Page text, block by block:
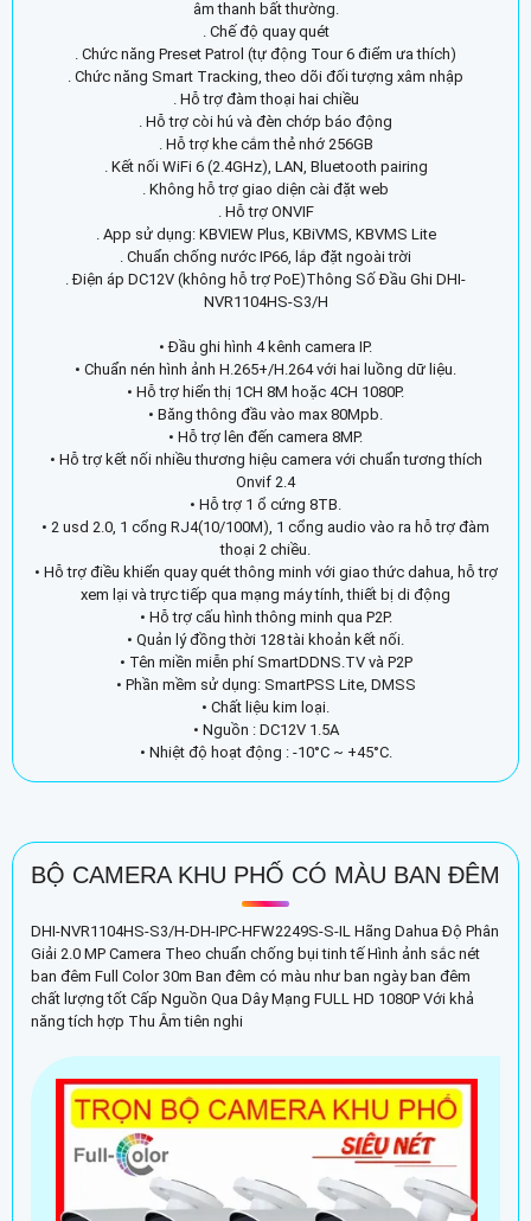
âm thanh bất thường.
. Chế độ quay quét
. Chức năng Preset Patrol (tự động Tour 6 điểm ưa thích)
. Chức năng Smart Tracking, theo dõi đối tượng xâm nhập
. Hỗ trợ đàm thoại hai chiều
. Hỗ trợ còi hú và đèn chớp báo động
. Hỗ trợ khe cắm thẻ nhớ 256GB
. Kết nối WiFi 6 (2.4GHz), LAN, Bluetooth pairing
. Không hỗ trợ giao diện cài đặt web
. Hỗ trợ ONVIF
. App sử dụng: KBVIEW Plus, KBiVMS, KBVMS Lite
. Chuẩn chống nước IP66, lắp đặt ngoài trời
. Điện áp DC12V (không hỗ trợ PoE)Thông Số Đầu Ghi DHI-
NVR1104HS-S3/H
• Đầu ghi hình 4 kênh camera IP.
• Chuẩn nén hình ảnh H.265+/H.264 với hai luồng dữ liệu.
• Hỗ trợ hiển thị 1CH 8M hoặc 4CH 1080P.
• Băng thông đầu vào max 80Mpb.
• Hỗ trợ lên đến camera 8MP.
• Hỗ trợ kết nối nhiều thương hiệu camera với chuẩn tương thích
Onvif 2.4
• Hỗ trợ 1 ổ cứng 8TB.
• 2 usd 2.0, 1 cổng RJ4(10/100M), 1 cổng audio vào ra hỗ trợ đàm
thoại 2 chiều.
• Hỗ trợ điều khiển quay quét thông minh với giao thức dahua, hỗ trợ
xem lại và trực tiếp qua mạng máy tính, thiết bị di động
• Hỗ trợ cấu hình thông minh qua P2P.
• Quản lý đồng thời 128 tài khoản kết nối.
• Tên miền miễn phí SmartDDNS.TV và P2P
• Phần mềm sử dụng: SmartPSS Lite, DMSS
• Chất liệu kim loại.
• Nguồn : DC12V 1.5A
• Nhiệt độ hoạt động : -10°C ~ +45°C.
BỘ CAMERA KHU PHỐ CÓ MÀU BAN ĐÊM
DHI-NVR1104HS-S3/H-DH-IPC-HFW2249S-S-IL Hãng Dahua Độ Phân
Giải 2.0 MP Camera Theo chuẩn chống bụi tinh tế Hình ảnh sắc nét
ban đêm Full Color 30m Ban đêm có màu như ban ngày ban đêm
chất lượng tốt Cấp Nguồn Qua Dây Mạng FULL HD 1080P Với khả
năng tích hợp Thu Âm tiên nghi